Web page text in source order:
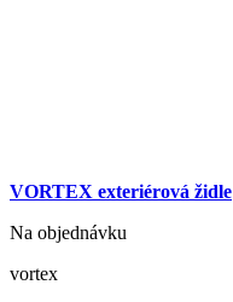
VORTEX exteriérová židle
Na objednávku
vortex